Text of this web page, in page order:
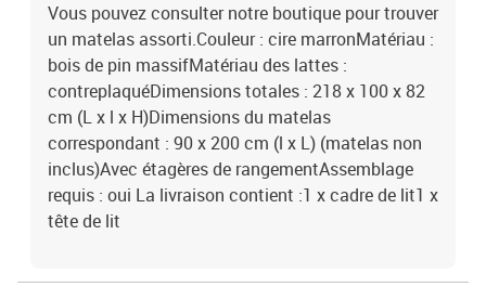
Vous pouvez consulter notre boutique pour trouver
un matelas assorti.Couleur : cire marronMatériau :
bois de pin massifMatériau des lattes :
contreplaquéDimensions totales : 218 x 100 x 82
cm (L x l x H)Dimensions du matelas
correspondant : 90 x 200 cm (l x L) (matelas non
inclus)Avec étagères de rangementAssemblage
requis : oui La livraison contient :1 x cadre de lit1 x
tête de lit